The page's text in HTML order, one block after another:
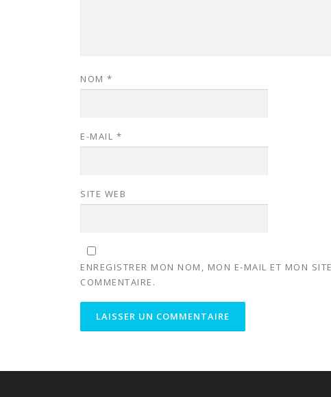
NOM *
E-MAIL *
SITE WEB
ENREGISTRER MON NOM, MON E-MAIL ET MON
COMMENTAIRE.